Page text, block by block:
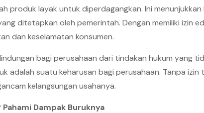
produk layak untuk diperdagangkan. Ini
ditetapkan oleh pemerintah. Dengan memiliki izin
dan keselamatan konsumen.
bagi perusahaan dari tindakan hukum yang
adalah suatu keharusan bagi perusahaan. Tanpa
kelangsungan usahanya.
Dampak Buruknya